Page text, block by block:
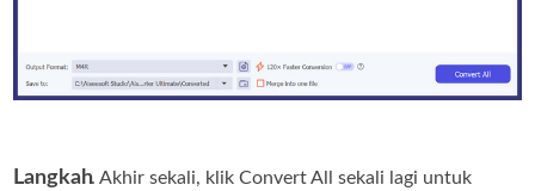
Langkah. Akhir sekali, klik Convert All sekali lagi untuk